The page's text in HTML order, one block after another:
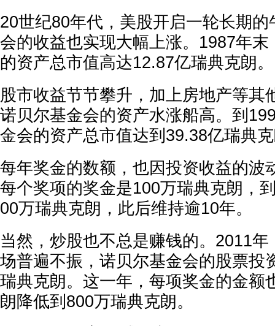
20世纪80年代，美股开启一轮长期
会的收益也实现大幅上涨。1987年
的资产总市值高达12.87亿瑞典克朗。
股市收益节节攀升，加上房地产等其
诺贝尔基金会的资产水涨船高。到
金会的资产总市值达到39.38亿瑞典
每年奖金的数额，也因投资收益的波
每个奖项的奖金是100万瑞典克朗，
00万瑞典克朗，此后维持逾10年。
当然，炒股也不总是赚钱的。2011
场普遍不振，诺贝尔基金会的股票投
瑞典克朗。这一年，每项奖金的金额
朗降低到800万瑞典克朗。